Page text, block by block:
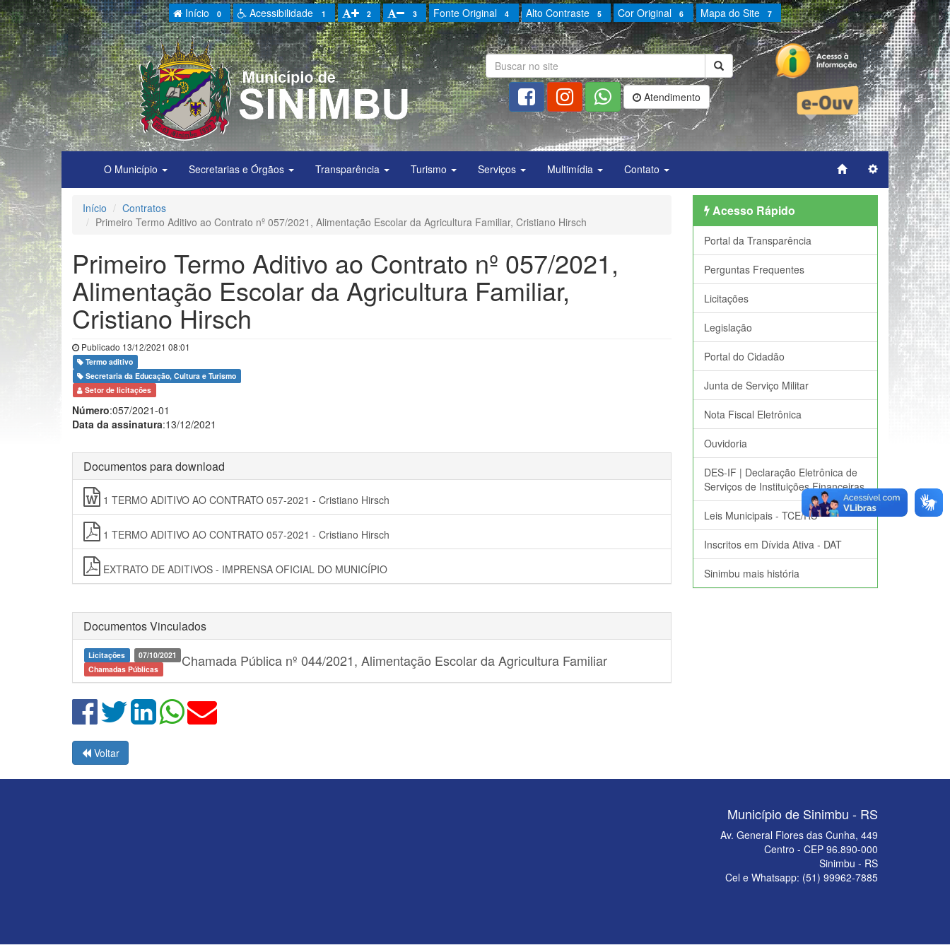
Início 0 Acessibilidade 1 2 3 Fonte Original 4 Alto Contraste 5 Cor Original 6 Mapa do Site 7
Atendimento
O Município Secretarias e Órgãos Transparência Turismo Serviços Multimídia Contato
Início
Contratos
Primeiro Termo Aditivo ao Contrato nº 057/2021, Alimentação Escolar da Agricultura Familiar, Cristiano Hirsch
Primeiro Termo Aditivo ao Contrato nº 057/2021,
Alimentação Escolar da Agricultura Familiar,
Cristiano Hirsch
Publicado 13/12/2021 08:01
Termo aditivo
Secretaria da Educação, Cultura e Turismo
Setor de licitações
Número:057/2021-01
Data da assinatura:13/12/2021
Documentos para download
1 TERMO ADITIVO AO CONTRATO 057-2021 - Cristiano Hirsch
1 TERMO ADITIVO AO CONTRATO 057-2021 - Cristiano Hirsch
EXTRATO DE ADITIVOS - IMPRENSA OFICIAL DO MUNICÍPIO
Documentos Vinculados
Licitações
07/10/2021
Chamadas Públicas
Chamada Pública nº 044/2021, Alimentação Escolar da Agricultura Familiar
Voltar
Acesso Rápido
Portal da Transparência
Perguntas Frequentes
Licitações
Legislação
Portal do Cidadão
Junta de Serviço Militar
Nota Fiscal Eletrônica
Ouvidoria
DES-IF | Declaração Eletrônica de
Serviços de Instituições Financeiras
Leis Municipais - TCE/RS
Inscritos em Dívida Ativa - DAT
Sinimbu mais história
Município de Sinimbu - RS
Av. General Flores das Cunha, 449
Centro - CEP 96.890-000
Sinimbu - RS
Cel e Whatsapp: (51) 99962-7885